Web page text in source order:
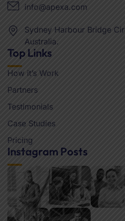
info@apexa.com
Sydney Harbour Bridge
Australia.
Top Links
How it’s Work
Partners
Testimonials
Case Studies
Pricing
Instagram Posts